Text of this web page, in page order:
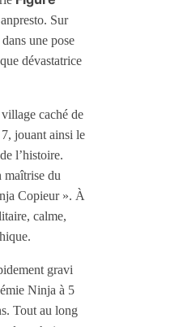
Sur
une pose
dévastatrice
caché de
jouant ainsi le
l’histoire.
maîtrise du
Copieur ». À
calme,
gravi
Ninja à 5
Tout au long